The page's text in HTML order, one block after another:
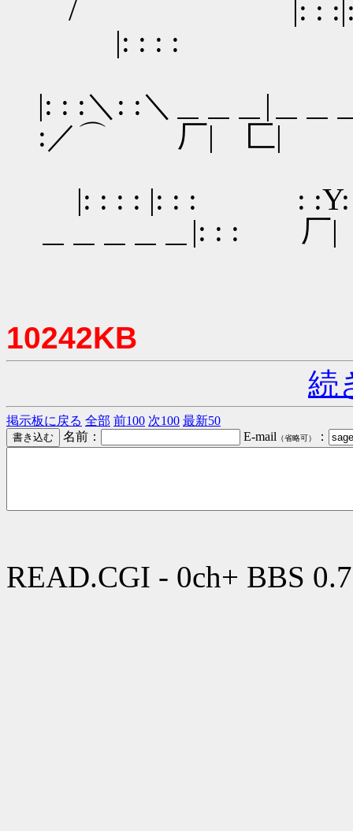
/ |: : :|:
|: : : : `'～､
|: : :＼: :＼＿＿＿|＿
:／⌒ 厂| 匚|
|: : : : |: : :
＿＿＿＿＿|: : : 厂
10242KB
続
掲示板に戻る 全部 前100 次100 最新50
名前：
E-mail （省略可） ：
READ.CGI - 0ch+ BBS